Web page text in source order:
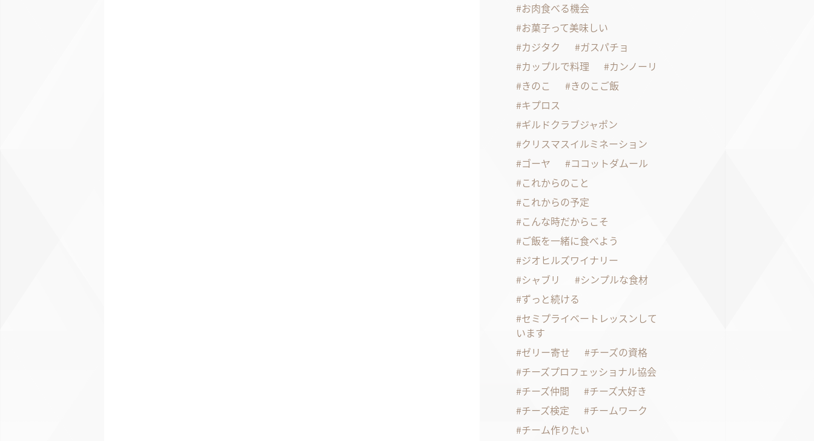
お肉食べる機会
お菓子って美味しい
カジタク
ガスパチョ
カップルで料理
カンノーリ
きのこ
きのこご飯
キプロス
ギルドクラブジャポン
クリスマスイルミネーション
ゴーヤ
ココットダムール
これからのこと
これからの予定
こんな時だからこそ
ご飯を一緒に食べよう
ジオヒルズワイナリー
シャブリ
シンプルな食材
ずっと続ける
セミプライベートレッスンして
います
ゼリー寄せ
チーズの資格
チーズプロフェッショナル協会
チーズ仲間
チーズ大好き
チーズ検定
チームワーク
チーム作りたい